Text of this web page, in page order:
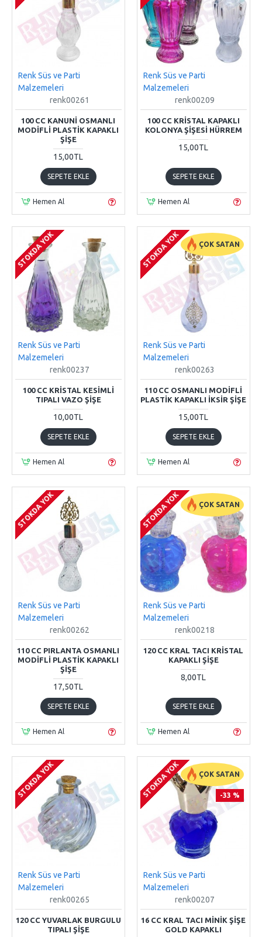
Renk Süs ve Parti
Malzemeleri
renk00261
100 CC KANUNI OSMANLI
MODIFLI PLASTIK KAPAKLI
ŞIŞE
15,00TL
SEPETE EKLE
Hemen Al
Renk Süs ve Parti
Malzemeleri
renk00209
100 CC KRISTAL KAPAKLI
KOLONYA ŞIŞESI HÜRREM
15,00TL
SEPETE EKLE
Hemen Al
STOKDA YOK
Renk Süs ve Parti
Malzemeleri
renk00237
100 CC KRISTAL KESIMLI
TIPALI VAZO ŞIŞE
10,00TL
SEPETE EKLE
Hemen Al
ÇOK SATAN
STOKDA YOK
Renk Süs ve Parti
Malzemeleri
renk00263
110 CC OSMANLI MODIFLI
PLASTIK KAPAKLI İKSIR ŞIŞE
15,00TL
SEPETE EKLE
Hemen Al
STOKDA YOK
Renk Süs ve Parti
Malzemeleri
renk00262
110 CC PIRLANTA OSMANLI
MODIFLI PLASTIK KAPAKLI
ŞIŞE
17,50TL
SEPETE EKLE
Hemen Al
ÇOK SATAN
STOKDA YOK
Renk Süs ve Parti
Malzemeleri
renk00218
120 CC KRAL TACI KRISTAL
KAPAKLI ŞIŞE
8,00TL
SEPETE EKLE
Hemen Al
STOKDA YOK
Renk Süs ve Parti
Malzemeleri
renk00265
120 CC YUVARLAK BURGULU
TIPALI ŞIŞE
ÇOK SATAN
-33 %
-33 %
-33 %
STOKDA YOK
Renk Süs ve Parti
Malzemeleri
renk00207
16 CC KRAL TACI MINIK ŞIŞE
GOLD KAPAKLI